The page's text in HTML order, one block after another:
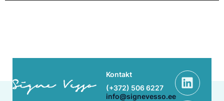
Kontakt
(+372) 506 6227
info@signevesso.ee